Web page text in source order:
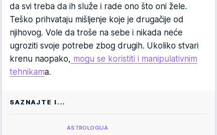
da svi treba da ih služe i rade ono što oni žele.
Teško prihvataju mišljenje koje je drugačije od
njihovog. Vole da troše na sebe i nikada neće
ugroziti svoje potrebe zbog drugih. Ukoliko stvari
krenu naopako, mogu se koristiti i manipulativnim
tehnikama.
SAZNAJTE I...
ASTROLOGIJA